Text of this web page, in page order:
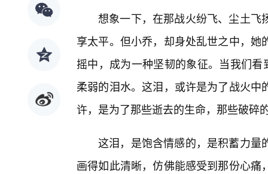
想象一下，在那战火纷飞、尘土飞
享太平。但小乔，却身处乱世之中，
摇中，成为一种坚韧的象征。当我们
柔弱的泪水。这泪，或许是为了战火
许，是为了那些逝去的生命，那些破碎
这泪，是饱含情感的，是积蓄力量
画得如此清晰，仿佛能感受到那份心